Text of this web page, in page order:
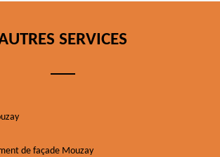
SERVICES
de façade Mouzay